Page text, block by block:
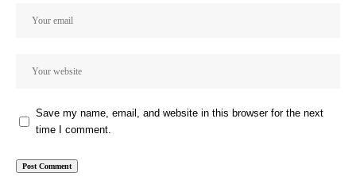
Save my name, email, and website in this browser for the next
time I comment.